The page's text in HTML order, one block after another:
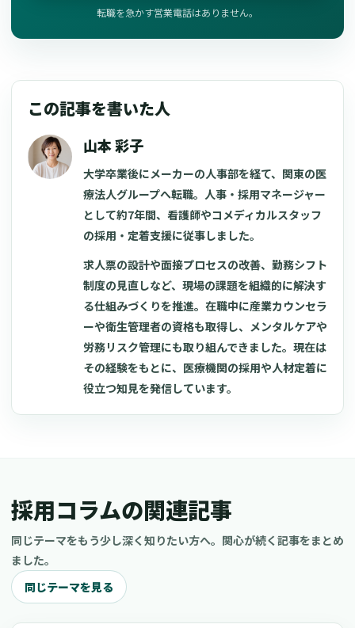
転職を急かす営業電話はありません。
この記事を書いた人
山本 彩子
大学卒業後にメーカーの人事部を経て、関東の医
療法人グループへ転職。人事・採用マネージャー
として約7年間、看護師やコメディカルスタッフ
の採用・定着支援に従事しました。
求人票の設計や面接プロセスの改善、勤務シフト
制度の見直しなど、現場の課題を組織的に解決す
る仕組みづくりを推進。在職中に産業カウンセラ
ーや衛生管理者の資格も取得し、メンタルケアや
労務リスク管理にも取り組んできました。現在は
その経験をもとに、医療機関の採用や人材定着に
役立つ知見を発信しています。
採用コラムの関連記事
同じテーマをもう少し深く知りたい方へ。関心が続く記事をまとめ
ました。
同じテーマを見る